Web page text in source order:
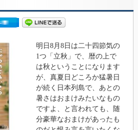
明日8月8日は二十四節気の
1つ「立秋」で、暦の上で
は秋ということになります
が、真夏日どころか猛暑日
が続く日本列島で、あとの
暑さはおまけみたいなもの
ですよ、と言われても、随
分豪華なおまけがあったも